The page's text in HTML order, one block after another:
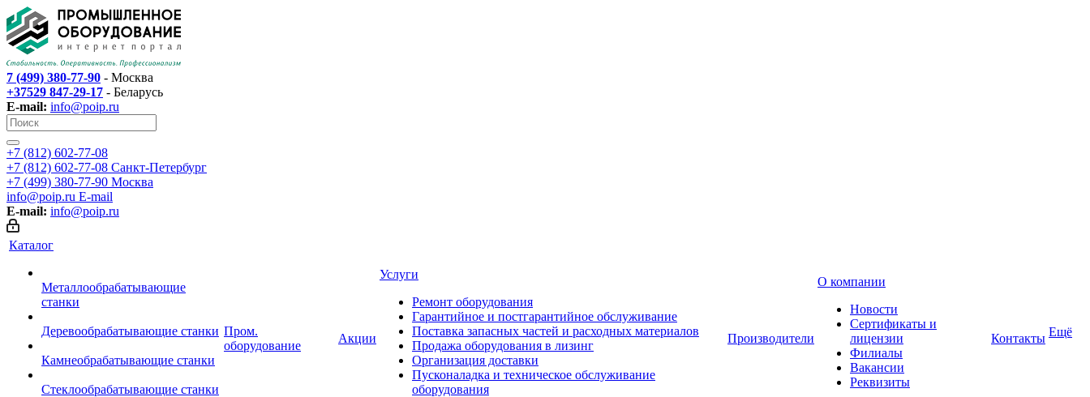
7 (499) 380-77-90 - Москва
+37529 847-29-17 - Беларусь
E-mail: info@poip.ru
+7 (812) 602-77-08
+7 (812) 602-77-08 Санкт-Петербург
+7 (499) 380-77-90 Москва
info@poip.ru E-mail
E-mail: info@poip.ru
Каталог
Металлообрабатывающие
станки
Деревообрабатывающие станки
Камнеобрабатывающие станки
Стеклообрабатывающие станки
Пром.
оборудование
Акции
Услуги
Ремонт оборудования
Гарантийное и постгарантийное обслуживание
Поставка запасных частей и расходных материалов
Продажа оборудования в лизинг
Организация доставки
Пусконаладка и техническое обслуживание
оборудования
Производители
О компании
Новости
Сертификаты и
лицензии
Филиалы
Вакансии
Реквизиты
Контакты Ещё